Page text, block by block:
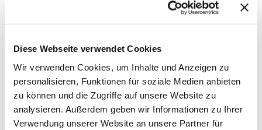
Diese Webseite verwendet Cookies
Wir verwenden Cookies, um Inhalte und Anzeigen zu
personalisieren, Funktionen für soziale Medien anbieten
zu können und die Zugriffe auf unsere Website zu
analysieren. Außerdem geben wir Informationen zu Ihrer
Verwendung unserer Website an unsere Partner für
Name*